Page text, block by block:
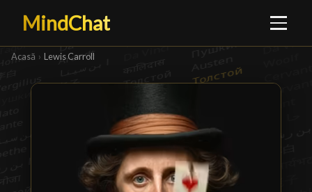
MindChat
Acasă › Lewis Carroll